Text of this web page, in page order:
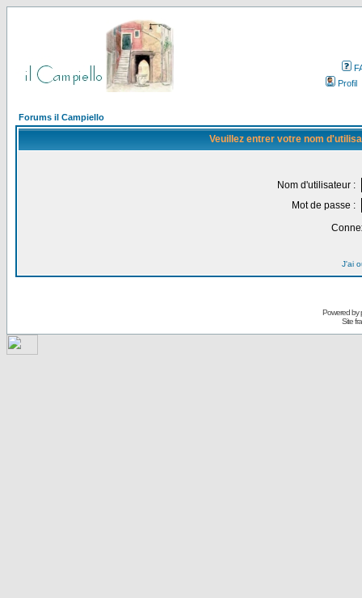
Profil
Forums il Campiello
Veuillez entrer votre nom
Nom d'utilisateur :
Mot de passe :
J'ai
Powered by
Site